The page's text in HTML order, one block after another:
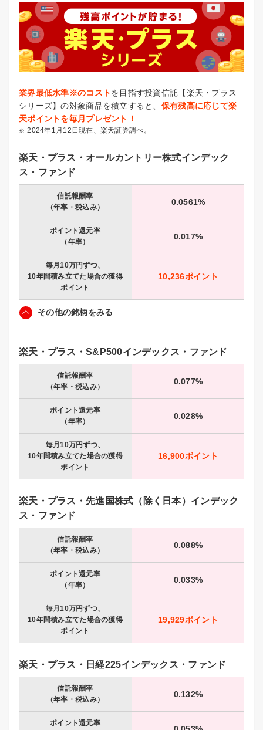
業界最低水準※のコストを目指す投資信託【楽天・プラス
シリーズ】の対象商品を積立すると、 保有残高に応じて楽
天ポイントを毎月プレゼント！
2024年1月12日現在、楽天証券調べ。
楽天・プラス・オールカントリー株式インデック
ス・ファンド
信託報酬率
（年率・税込み）
0.0561%
ポイント還元率
（年率）
0.017%
毎月10万円ずつ、
10年間積み立てた場合の獲得
ポイント
10,236ポイント
その他の銘柄をみる
楽天・プラス・S&P500インデックス・ファンド
信託報酬率
（年率・税込み）
0.077%
ポイント還元率
（年率）
0.028%
毎月10万円ずつ、
10年間積み立てた場合の獲得
ポイント
16,900ポイント
楽天・プラス・先進国株式（除く日本）インデック
ス・ファンド
信託報酬率
（年率・税込み）
0.088%
ポイント還元率
（年率）
0.033%
毎月10万円ずつ、
10年間積み立てた場合の獲得
ポイント
19,929ポイント
楽天・プラス・日経225インデックス・ファンド
信託報酬率
（年率・税込み）
0.132%
ポイント還元率